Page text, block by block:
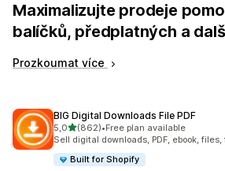
Maximalizujte prodeje
balíčků, předplatných a
Prozkoumat více
BIG Digital Downloads File PDF
5,0z 5 hvězd
(862)
Celkový počet recenzí: 862
•Free plan available
Sell digital downloads, PDF, ebook,
Built for Shopify